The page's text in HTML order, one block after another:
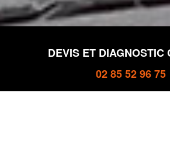
DEVIS ET DIAGNOSTIC
02 85 52 96 75